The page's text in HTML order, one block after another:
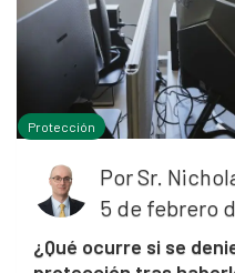
Protección
PorSr.
5 de febrero
¿Qué ocurre si se